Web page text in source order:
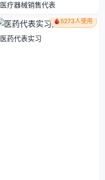
医疗器械销售代表
5273人使用
医药代表实习